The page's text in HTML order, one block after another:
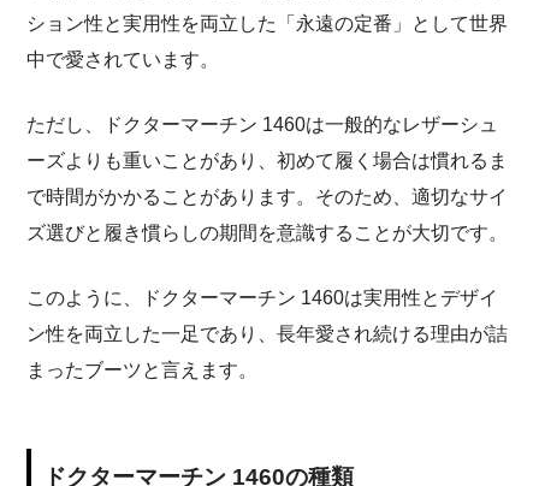
ション性と実用性を両立した「永遠の定番」として世界
中で愛されています。
ただし、ドクターマーチン 1460は一般的なレザーシュ
ーズよりも重いことがあり、初めて履く場合は慣れるま
で時間がかかることがあります。そのため、適切なサイ
ズ選びと履き慣らしの期間を意識することが大切です。
このように、ドクターマーチン 1460は実用性とデザイ
ン性を両立した一足であり、長年愛され続ける理由が詰
まったブーツと言えます。
ドクターマーチン 1460の種類